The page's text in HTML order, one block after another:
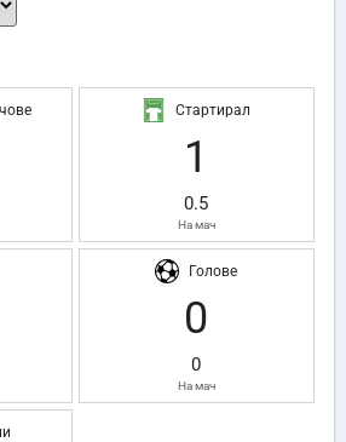
Стартирал
1
0.5
На мач
Голове
0
0
На мач